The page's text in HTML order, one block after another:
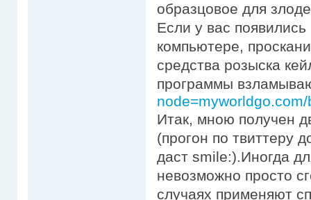
образцовое для
Если у вас
компьютере,
средства розыска
программы
Итак, мною получен
(прогон по твиттеру
даст smile:).Иногда
невозможно просто
случаях применяют